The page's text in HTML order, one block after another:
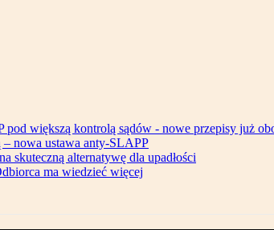
pod większą kontrolą sądów - nowe przepisy już
– nowa ustawa anty-SLAPP
skuteczną alternatywę dla upadłości
ma wiedzieć więcej